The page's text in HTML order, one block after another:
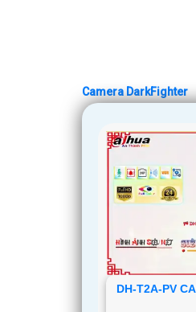
Camera DarkFighter
DH-T2A-PV